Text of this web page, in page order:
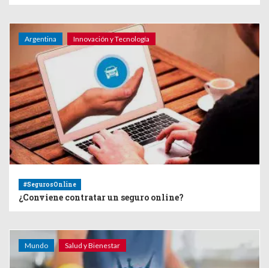
Argentina Innovación y Tecnología
#SegurosOnline
¿Conviene contratar un seguro online?
Mundo Salud y Bienestar